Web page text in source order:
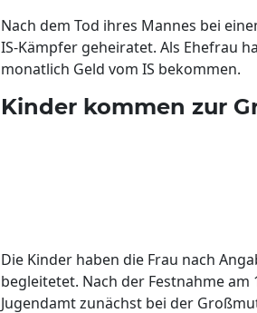
Nach dem Tod ihres Mannes bei
IS-Kämpfer geheiratet. Als Ehefrau
monatlich Geld vom IS bekommen.
Kinder kommen zur
Die Kinder haben die Frau nach
begleitetet. Nach der Festnahme
Jugendamt zunächst bei der